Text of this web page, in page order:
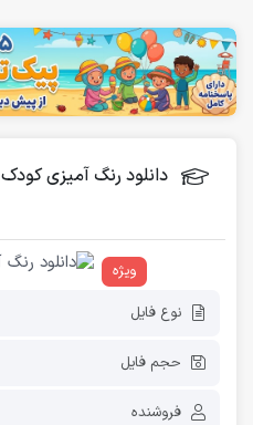
دانلود رنگ آمیزی کودک
ویژه
نوع فایل
حجم فایل
فروشنده